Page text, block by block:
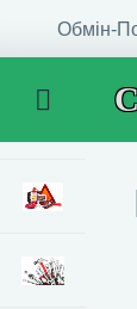
Обмін-